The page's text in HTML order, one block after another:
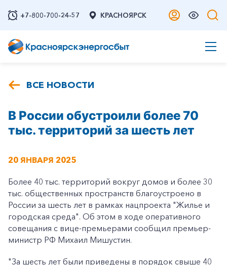
+7-800-700-24-57 КРАСНОЯРСК
ВСЕ НОВОСТИ
В России обустроили более 70
тыс. территорий за шесть лет
20 ЯНВАРЯ 2025
Более 40 тыс. территорий вокруг домов и более 30
тыс. общественных пространств благоустроено в
России за шесть лет в рамках нацпроекта "Жилье и
городская среда". Об этом в ходе оперативного
совещания с вице-премьерами сообщил премьер-
министр РФ Михаил Мишустин.
"За шесть лет были приведены в порядок свыше 40